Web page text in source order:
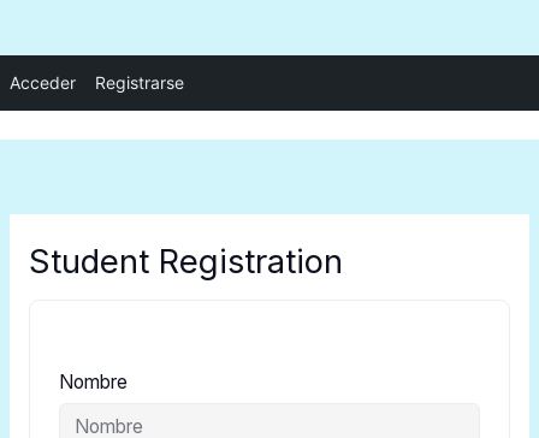
Acceder Registrarse
al
Student Registration
Nombre